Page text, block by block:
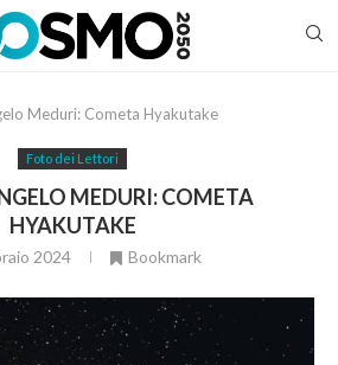
Meduri: Cometa Hyakutake
Foto dei Lettori
MEDURI: COMETA
HYAKUTAKE
2024 Bookmark